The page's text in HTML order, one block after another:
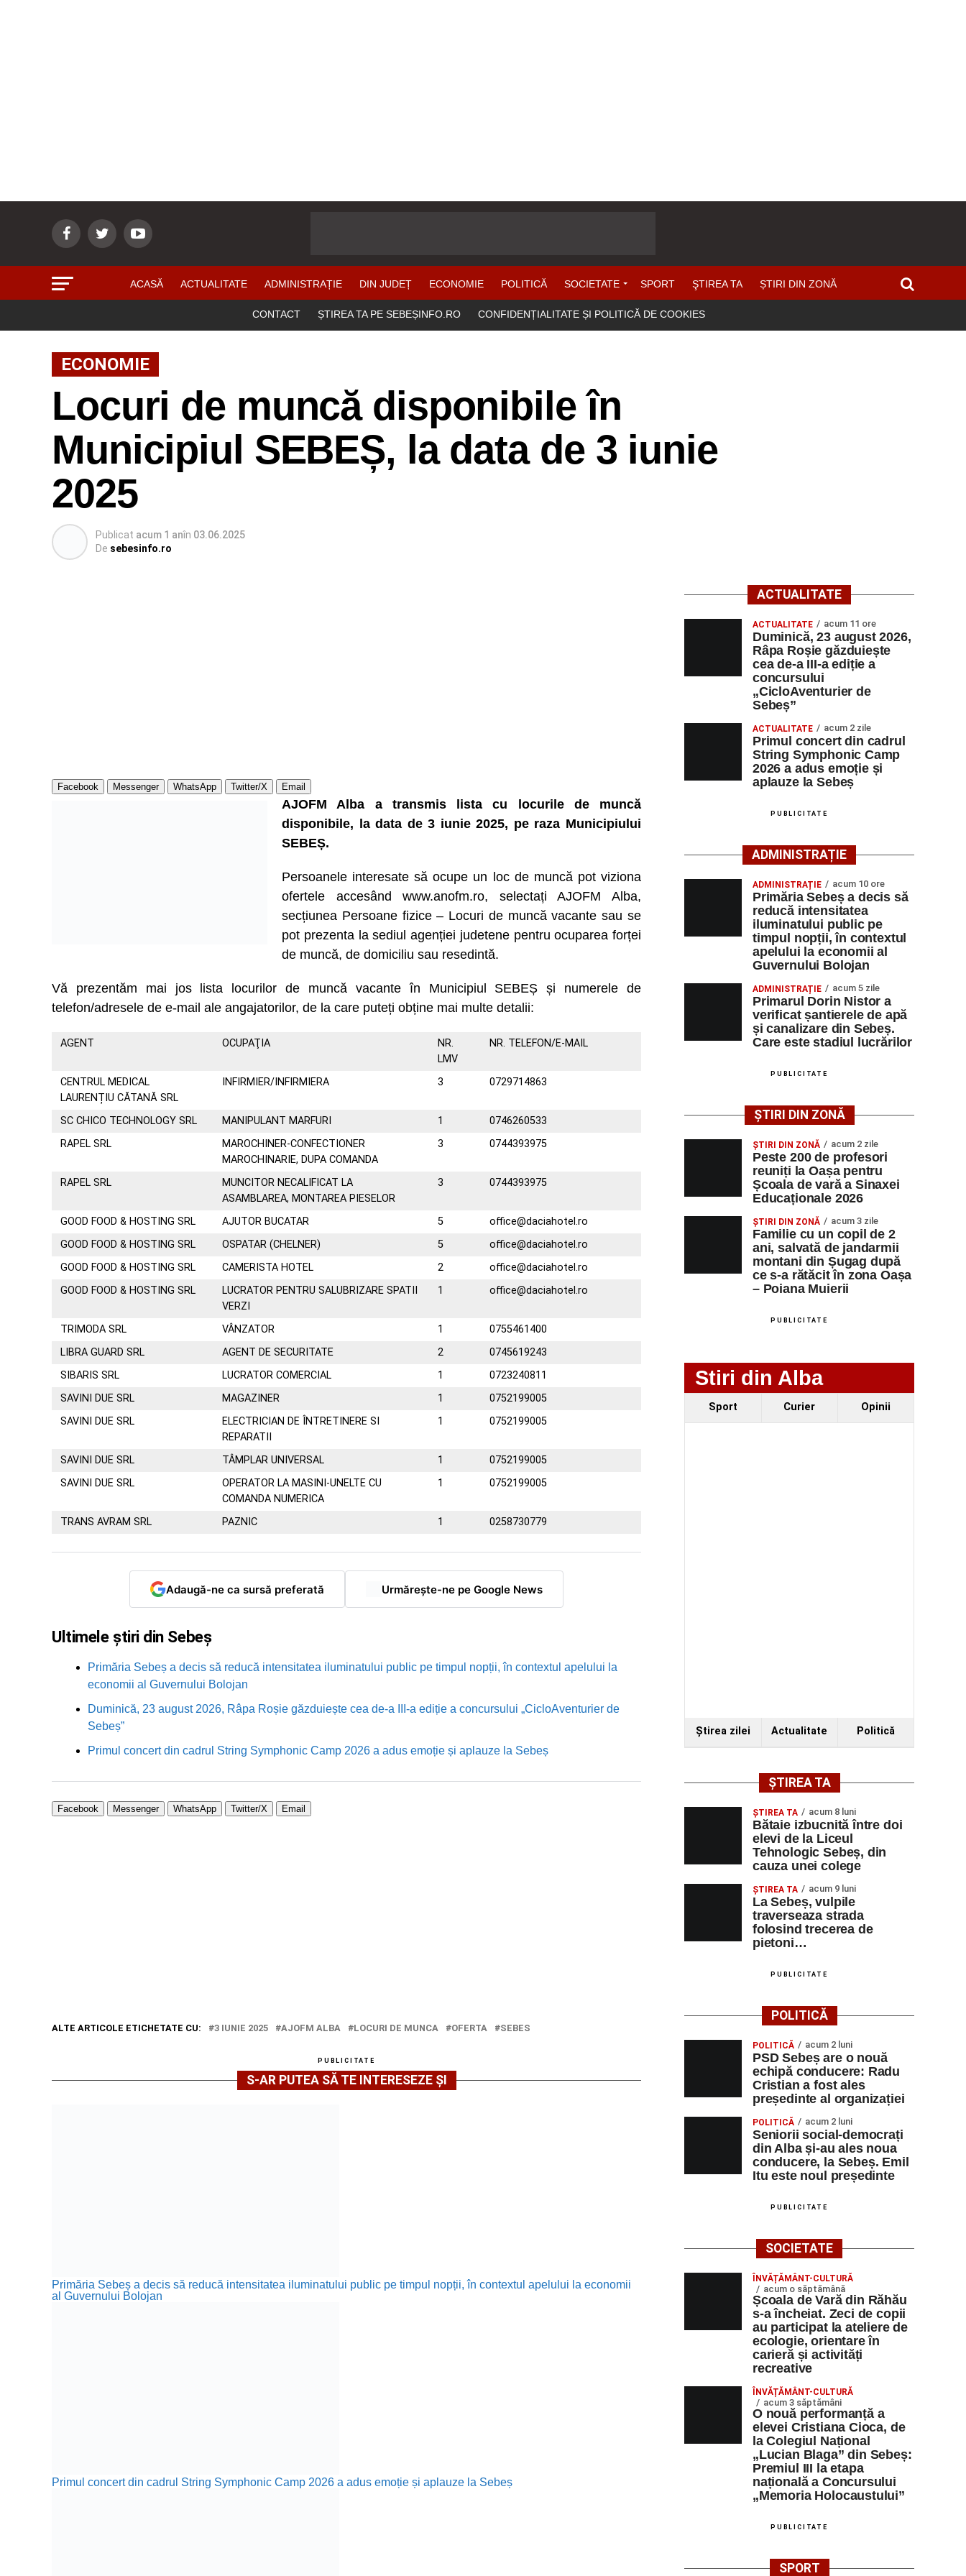
ACASĂ ACTUALITATE ADMINISTRAȚIE DIN JUDEȚ ECONOMIE POLITICĂ SOCIETATE SPORT ŞTIREA TA ȘTIRI DIN ZONĂ
CONTACT ȘTIREA TA PE SEBEȘINFO.RO CONFIDENȚIALITATE ȘI POLITICĂ DE COOKIES
ECONOMIE
Locuri de muncă disponibile în
Municipiul SEBEȘ, la data de 3 iunie
2025
Publicat acum 1 anîn 03.06.2025
De sebesinfo.ro
Facebook Messenger WhatsApp Twitter/X Email
AJOFM Alba a transmis lista cu locurile de muncă
disponibile, la data de 3 iunie 2025, pe raza Municipiului
SEBEȘ.
Persoanele interesate să ocupe un loc de muncă pot viziona
ofertele accesând www.anofm.ro, selectați AJOFM Alba,
secțiunea Persoane fizice – Locuri de muncă vacante sau se
pot prezenta la sediul agenției judetene pentru ocuparea forței
de muncă, de domiciliu sau resedintă.
Vă prezentăm mai jos lista locurilor de muncă vacante în Municipiul SEBEȘ și numerele de
telefon/adresele de e-mail ale angajatorilor, de la care puteți obține mai multe detalii:
AGENT OCUPAŢIA
NR.
LMV
NR. TELEFON/E-MAIL
CENTRUL MEDICAL
LAURENȚIU CĂTANĂ SRL
INFIRMIER/INFIRMIERA 3 0729714863
SC CHICO TECHNOLOGY SRL MANIPULANT MARFURI 1
0746260533
RAPEL SRL
MAROCHINER-CONFECTIONER
MAROCHINARIE, DUPA COMANDA
3 0744393975
RAPEL SRL
MUNCITOR NECALIFICAT LA
ASAMBLAREA, MONTAREA PIESELOR
3 0744393975
GOOD FOOD & HOSTING SRL AJUTOR BUCATAR 5
office@daciahotel.ro
GOOD FOOD & HOSTING SRL
OSPATAR (CHELNER) 5
office@daciahotel.ro
GOOD FOOD & HOSTING SRL
CAMERISTA HOTEL 2
office@daciahotel.ro
GOOD FOOD & HOSTING SRL
LUCRATOR PENTRU SALUBRIZARE SPATII
VERZI
1 office@daciahotel.ro
TRIMODA SRL VÂNZATOR 1
0755461400
LIBRA GUARD SRL
AGENT DE SECURITATE 2
0745619243
SIBARIS SRL
LUCRATOR COMERCIAL 1
0723240811
SAVINI DUE SRL
MAGAZINER 1
0752199005
SAVINI DUE SRL
ELECTRICIAN DE ÎNTRETINERE SI
REPARATII
1 0752199005
SAVINI DUE SRL TÂMPLAR UNIVERSAL 1
0752199005
SAVINI DUE SRL
OPERATOR LA MASINI-UNELTE CU
COMANDA NUMERICA
1 0752199005
TRANS AVRAM SRL PAZNIC 1 0258730779
Adaugă-ne ca sursă preferată Urmărește-ne pe Google News
Ultimele știri din Sebeș
Primăria Sebeș a decis să reducă intensitatea iluminatului public pe timpul nopții, în contextul apelului la
economii al Guvernului Bolojan
Duminică, 23 august 2026, Râpa Roșie găzduiește cea de-a III-a ediție a concursului „CicloAventurier de
Sebeș”
Primul concert din cadrul String Symphonic Camp 2026 a adus emoție și aplauze la Sebeș
Facebook Messenger WhatsApp Twitter/X Email
ALTE ARTICOLE ETICHETATE CU: 3 IUNIE 2025 AJOFM ALBA LOCURI DE MUNCA OFERTA SEBES
PUBLICITATE
S-AR PUTEA SĂ TE INTERESEZE ȘI
Primăria Sebeș a decis să reducă intensitatea iluminatului public pe timpul nopții, în contextul apelului la economii
al Guvernului Bolojan
Primul concert din cadrul String Symphonic Camp 2026 a adus emoție și aplauze la Sebeș
ACTUALITATE
ACTUALITATE acum 11 ore
Duminică, 23 august 2026,
Râpa Roșie găzduiește
cea de-a III-a ediție a
concursului
„CicloAventurier de
Sebeș”
ACTUALITATE acum 2 zile
Primul concert din cadrul
String Symphonic Camp
2026 a adus emoție și
aplauze la Sebeș
PUBLICITATE
ADMINISTRAȚIE
ADMINISTRAȚIE acum 10 ore
Primăria Sebeș a decis să
reducă intensitatea
iluminatului public pe
timpul nopții, în contextul
apelului la economii al
Guvernului Bolojan
ADMINISTRAȚIE acum 5 zile
Primarul Dorin Nistor a
verificat șantierele de apă
și canalizare din Sebeș.
Care este stadiul lucrărilor
PUBLICITATE
ȘTIRI DIN ZONĂ
ȘTIRI DIN ZONĂ acum 2 zile
Peste 200 de profesori
reuniți la Oașa pentru
Școala de vară a Sinaxei
Educaționale 2026
ȘTIRI DIN ZONĂ acum 3 zile
Familie cu un copil de 2
ani, salvată de jandarmii
montani din Șugag după
ce s-a rătăcit în zona Oașa
– Poiana Muierii
PUBLICITATE
Stiri din Alba
Sport Curier Opinii
Ştirea zilei Actualitate Politică
ȘTIREA TA
ŞTIREA TA acum 8 luni
Bătaie izbucnită între doi
elevi de la Liceul
Tehnologic Sebeș, din
cauza unei colege
ŞTIREA TA acum 9 luni
La Sebeș, vulpile
traverseaza strada
folosind trecerea de
pietoni…
PUBLICITATE
POLITICĂ
POLITICĂ acum 2 luni
PSD Sebeș are o nouă
echipă conducere: Radu
Cristian a fost ales
președinte al organizației
POLITICĂ acum 2 luni
Seniorii social-democrați
din Alba și-au ales noua
conducere, la Sebeș. Emil
Itu este noul președinte
PUBLICITATE
SOCIETATE
ÎNVĂȚĂMÂNT-CULTURĂ
acum o săptămână
Școala de Vară din Răhău
s-a încheiat. Zeci de copii
au participat la ateliere de
ecologie, orientare în
carieră și activități
recreative
ÎNVĂȚĂMÂNT-CULTURĂ
acum 3 săptămâni
O nouă performanță a
elevei Cristiana Cioca, de
la Colegiul Național
„Lucian Blaga” din Sebeș:
Premiul III la etapa
națională a Concursului
„Memoria Holocaustului”
PUBLICITATE
SPORT